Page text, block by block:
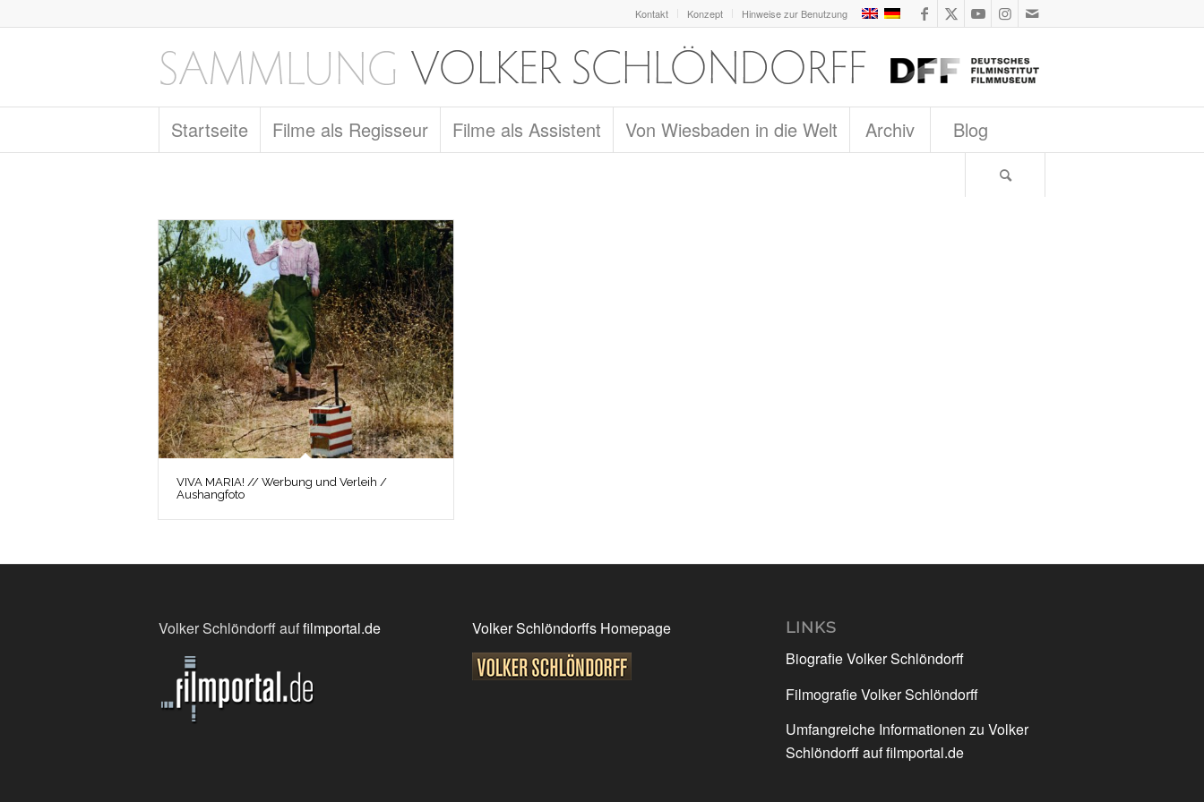
Kontakt Konzept Hinweise zur Benutzung
Startseite Filme als Regisseur Filme als Assistent Von Wiesbaden in die Welt Archiv Blog
VIVA MARIA! // Werbung und Verleih /
Aushangfoto
Volker Schlöndorff auffilmportal.de Volker Schlöndorffs Homepage LINKS
Biografie Volker Schlöndorff
Filmografie Volker Schlöndorff
Umfangreiche Informationen zu Volker
Schlöndorff auf filmportal.de